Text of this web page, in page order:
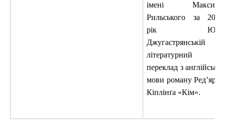
імені Максима
Рильського за 2018
рік Юлії
Джугастрянській
літературний
переклад з англійської
мови роману Ред’ярда
Кіплінґа «Кім».